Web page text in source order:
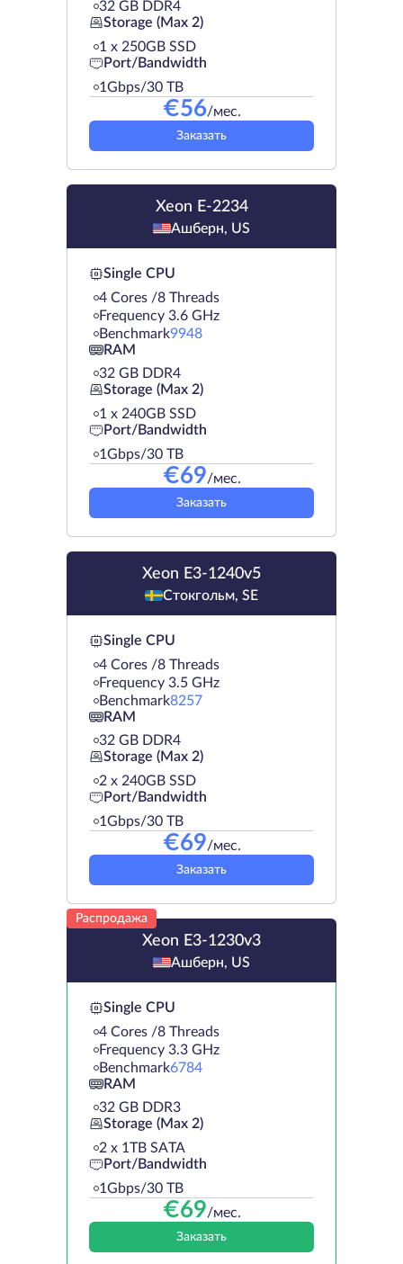
32 GB DDR4
Storage (Max 2)
1 х 250GB SSD
Port/Bandwidth
1Gbps/30 TB
€56/мес.
Заказать
Xeon E-2234
Ашберн, US
Single CPU
4 Cores /8 Threads
Frequency 3.6 GHz
Benchmark9948
RAM
32 GB DDR4
Storage (Max 2)
1 х 240GB SSD
Port/Bandwidth
1Gbps/30 TB
€69/мес.
Заказать
Xeon E3-1240v5
Стокгольм, SE
Single CPU
4 Cores /8 Threads
Frequency 3.5 GHz
Benchmark8257
RAM
32 GB DDR4
Storage (Max 2)
2 х 240GB SSD
Port/Bandwidth
1Gbps/30 TB
€69/мес.
Заказать
Распродажа
Xeon E3-1230v3
Ашберн, US
Single CPU
4 Cores /8 Threads
Frequency 3.3 GHz
Benchmark6784
RAM
32 GB DDR3
Storage (Max 2)
2 х 1TB SATA
Port/Bandwidth
1Gbps/30 TB
€69/мес.
Заказать